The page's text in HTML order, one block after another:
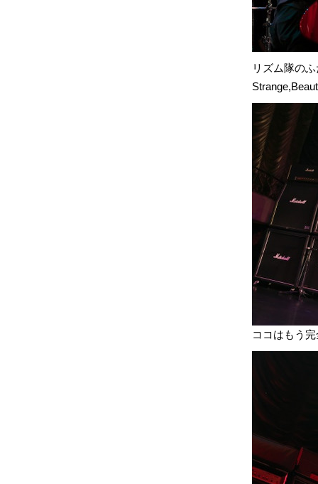
リズム隊の
ココはもう